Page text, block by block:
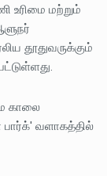
உரிமை மற்றும்
தூதுவருக்கும்
காலை
வளாகத்தில்